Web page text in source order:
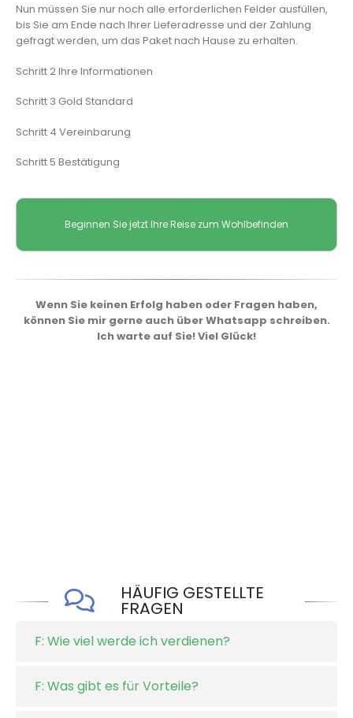
Nun müssen Sie nur noch alle erforderlichen Felder ausfüllen,
bis Sie am Ende nach Ihrer Lieferadresse und der Zahlung
gefragt werden, um das Paket nach Hause zu erhalten.
Schritt 2 Ihre Informationen
Schritt 3 Gold Standard
Schritt 4 Vereinbarung
Schritt 5 Bestätigung
Beginnen Sie jetzt Ihre Reise zum Wohlbefinden
Wenn Sie keinen Erfolg haben oder Fragen haben,
können Sie mir gerne auch über Whatsapp schreiben.
Ich warte auf Sie! Viel Glück!
HÄUFIG GESTELLTE
FRAGEN
F: Wie viel werde ich verdienen?
F: Was gibt es für Vorteile?